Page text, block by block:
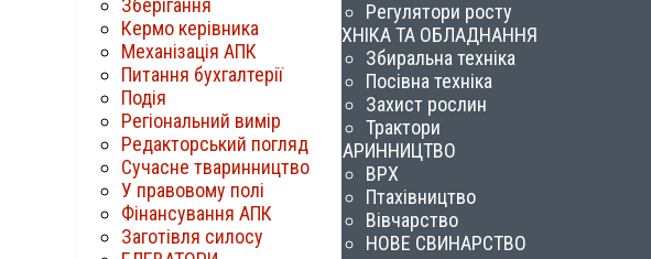
Зберігання
Кермо керівника
Механізація АПК
Питання бухгалтерії
Подія
Регіональний вимір
Редакторський погляд
Сучасне тваринництво
У правовому полі
Фінансування АПК
Заготівля силосу
Регулятори росту
ТЕХНІКА ТА ОБЛАДНАННЯ
Збиральна техніка
Посівна техніка
Захист рослин
Трактори
ТВАРИННИЦТВО
ВРХ
Птахівництво
Вівчарство
НОВЕ СВИНАРСТВО